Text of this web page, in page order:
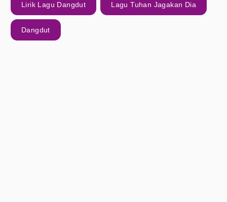
Lirik Lagu Dangdut Lagu Tuhan Jagakan Dia
Dangdut